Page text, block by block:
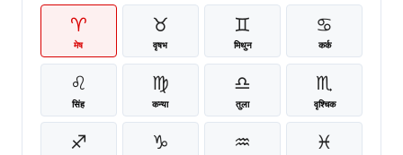
♈
मेष
♉
वृषभ
♊
मिथुन
♋
कर्क
♌
सिंह
♍
कन्या
♎
तुला
♏
वृश्चिक
♐ ♑ ♒ ♓